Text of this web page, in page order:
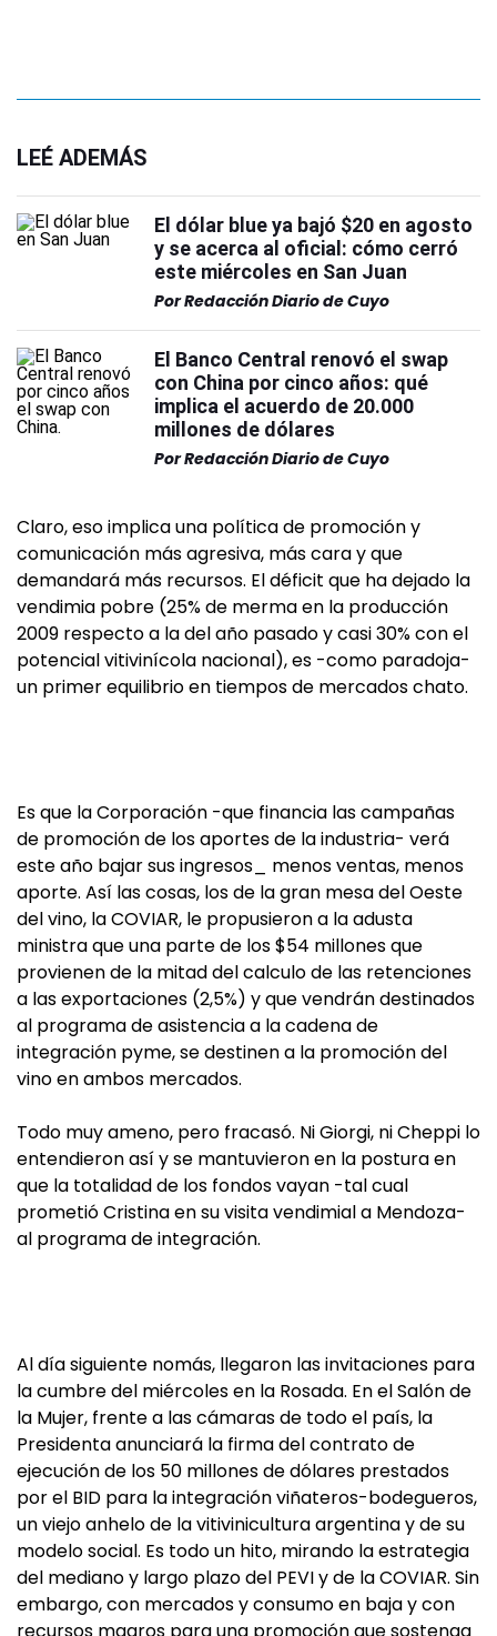
LEÉ ADEMÁS
El dólar blue ya bajó $20 en agosto
y se acerca al oficial: cómo cerró
este miércoles en San Juan
PorRedacción Diario de Cuyo
El Banco Central renovó el swap
con China por cinco años: qué
implica el acuerdo de 20.000
millones de dólares
PorRedacción Diario de Cuyo
Claro, eso implica una política de promoción y
comunicación más agresiva, más cara y que
demandará más recursos. El déficit que ha dejado la
vendimia pobre (25% de merma en la producción
2009 respecto a la del año pasado y casi 30% con el
potencial vitivinícola nacional), es -como paradoja-
un primer equilibrio en tiempos de mercados chato.
Es que la Corporación -que financia las campañas
de promoción de los aportes de la industria- verá
este año bajar sus ingresos_ menos ventas, menos
aporte. Así las cosas, los de la gran mesa del Oeste
del vino, la COVIAR, le propusieron a la adusta
ministra que una parte de los $54 millones que
provienen de la mitad del calculo de las retenciones
a las exportaciones (2,5%) y que vendrán destinados
al programa de asistencia a la cadena de
integración pyme, se destinen a la promoción del
vino en ambos mercados.
Todo muy ameno, pero fracasó. Ni Giorgi, ni Cheppi lo
entendieron así y se mantuvieron en la postura en
que la totalidad de los fondos vayan -tal cual
prometió Cristina en su visita vendimial a Mendoza-
al programa de integración.
Al día siguiente nomás, llegaron las invitaciones para
la cumbre del miércoles en la Rosada. En el Salón de
la Mujer, frente a las cámaras de todo el país, la
Presidenta anunciará la firma del contrato de
ejecución de los 50 millones de dólares prestados
por el BID para la integración viñateros-bodegueros,
un viejo anhelo de la vitivinicultura argentina y de su
modelo social. Es todo un hito, mirando la estrategia
del mediano y largo plazo del PEVI y de la COVIAR. Sin
embargo, con mercados y consumo en baja y con